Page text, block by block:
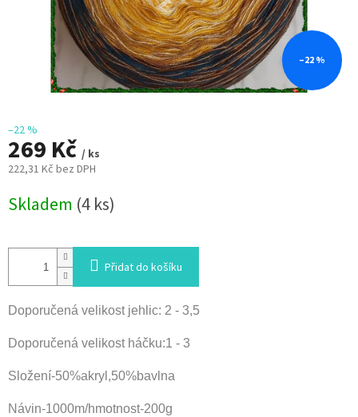
–22 %
–22 %
269 Kč / ks
222,31 Kč bez DPH
cena:
Skladem (4 ks)
Přidat do košíku
Doporučená velikost jehlic: 2 - 3,5
Doporučená velikost háčku:1 - 3
Složení-50%akryl,50%bavlna
Návin-1000m/hmotnost-200g